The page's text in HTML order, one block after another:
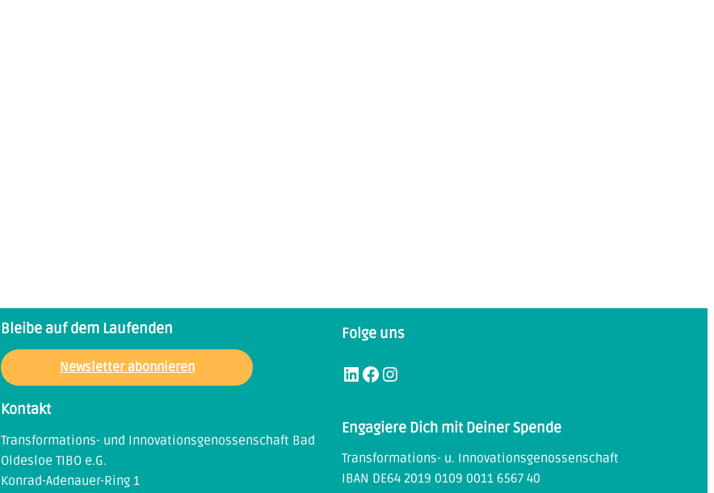
Bleibe auf dem Laufenden
Newsletter abonnieren
Kontakt
Transformations- und Innovationsgenossenschaft Bad
Oldesloe TIBO e.G.
Konrad-Adenauer-Ring 1
Folge uns
LinkedIn Facebook Instagram
Engagiere Dich mit Deiner Spende
Transformations- u. Innovationsgenossenschaft
IBAN DE64 2019 0109 0011 6567 40